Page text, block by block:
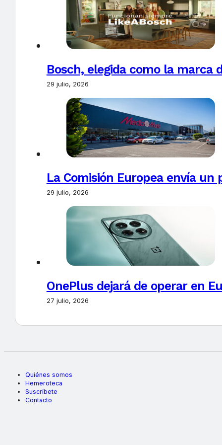
Bosch, elegida como la marca
29 julio, 2026
La Comisión Europea envía un
29 julio, 2026
OnePlus dejará de operar en
27 julio, 2026
Quiénes somos
Hemeroteca
Suscríbete
Contacto